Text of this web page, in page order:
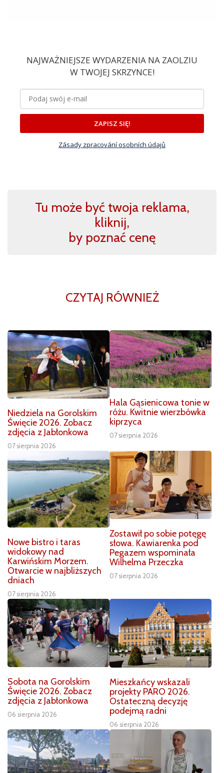
NAJWAŻNIEJSZE WYDARZENIA NA ZAOLZIU
W TWOJEJ SKRZYNCE!
ZAPISZ SIĘ!
Zásady zpracování osobních údajů
Tu może być twoja reklama,
kliknij,
by poznać cenę
CZYTAJ RÓWNIEŻ
Niedziela na Gorolskim
Święcie 2026. Zobacz
zdjęcia z Jabłonkowa
07 sierpnia 2026
Hala Gąsienicowa tonie w
różu. Kwitnie wierzbówka
kiprzyca
07 sierpnia 2026
Nowe bistro i taras
widokowy nad
Karwińskim Morzem.
Otwarcie w najbliższych
dniach
07 sierpnia 2026
Zostawił po sobie potęgę
słowa. Kawiarenka pod
Pegazem wspominała
Wilhelma Przeczka
07 sierpnia 2026
Sobota na Gorolskim
Święcie 2026. Zobacz
zdjęcia z Jabłonkowa
06 sierpnia 2026
Mieszkańcy wskazali
projekty PARO 2026.
Ostateczną decyzję
podejmą radni
06 sierpnia 2026